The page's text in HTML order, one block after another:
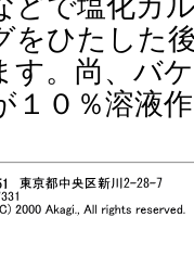
どで塩化カ
をひたした
す。尚、バ
１０％溶液